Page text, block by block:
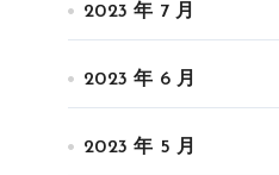
2023 年 7 月
2023 年 6 月
2023 年 5 月